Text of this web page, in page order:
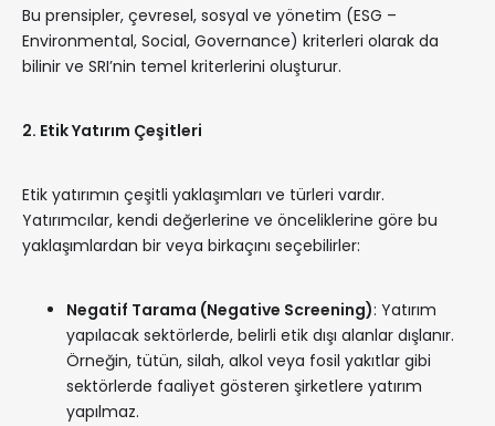
Bu prensipler, çevresel, sosyal ve yönetim (ESG –
Environmental, Social, Governance) kriterleri olarak da
bilinir ve SRI’nin temel kriterlerini oluşturur.
2. Etik Yatırım Çeşitleri
Etik yatırımın çeşitli yaklaşımları ve türleri vardır.
Yatırımcılar, kendi değerlerine ve önceliklerine göre bu
yaklaşımlardan bir veya birkaçını seçebilirler:
Negatif Tarama (Negative Screening): Yatırım
yapılacak sektörlerde, belirli etik dışı alanlar dışlanır.
Örneğin, tütün, silah, alkol veya fosil yakıtlar gibi
sektörlerde faaliyet gösteren şirketlere yatırım
yapılmaz.